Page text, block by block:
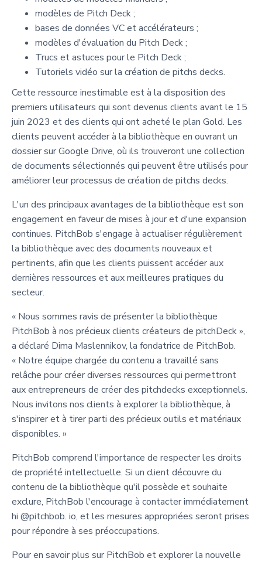
modèles de Pitch Deck ;
bases de données VC et accélérateurs ;
modèles d'évaluation du Pitch Deck ;
Trucs et astuces pour le Pitch Deck ;
Tutoriels vidéo sur la création de pitchs decks.
Cette ressource inestimable est à la disposition des
premiers utilisateurs qui sont devenus clients avant le 15
juin 2023 et des clients qui ont acheté le plan Gold. Les
clients peuvent accéder à la bibliothèque en ouvrant un
dossier sur Google Drive, où ils trouveront une collection
de documents sélectionnés qui peuvent être utilisés pour
améliorer leur processus de création de pitchs decks.
L'un des principaux avantages de la bibliothèque est son
engagement en faveur de mises à jour et d'une expansion
continues. PitchBob s'engage à actualiser régulièrement
la bibliothèque avec des documents nouveaux et
pertinents, afin que les clients puissent accéder aux
dernières ressources et aux meilleures pratiques du
secteur.
« Nous sommes ravis de présenter la bibliothèque
PitchBob à nos précieux clients créateurs de pitchDeck »,
a déclaré Dima Maslennikov, la fondatrice de PitchBob.
« Notre équipe chargée du contenu a travaillé sans
relâche pour créer diverses ressources qui permettront
aux entrepreneurs de créer des pitchdecks exceptionnels.
Nous invitons nos clients à explorer la bibliothèque, à
s'inspirer et à tirer parti des précieux outils et matériaux
disponibles. »
PitchBob comprend l'importance de respecter les droits
de propriété intellectuelle. Si un client découvre du
contenu de la bibliothèque qu'il possède et souhaite
exclure, PitchBob l'encourage à contacter immédiatement
hi @pitchbob. io, et les mesures appropriées seront prises
pour répondre à ses préoccupations.
Pour en savoir plus sur PitchBob et explorer la nouvelle